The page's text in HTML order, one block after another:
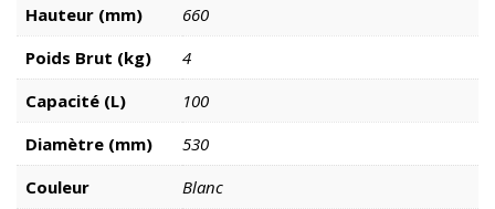
Hauteur (mm)
660
Poids Brut (kg)
4
Capacité (L)
100
Diamètre (mm)
530
Couleur
Blanc